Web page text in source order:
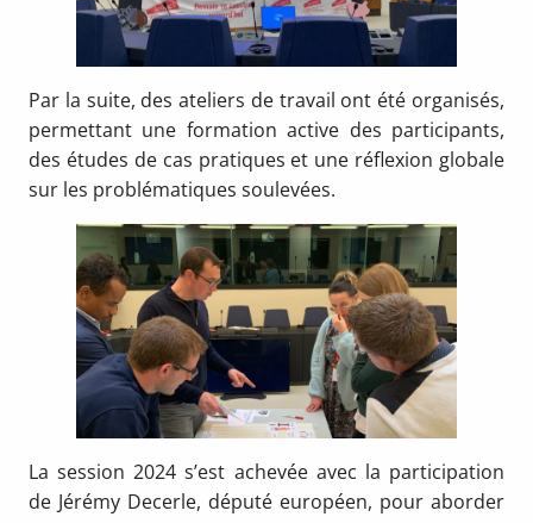
Par la suite, des ateliers de travail ont été organisés,
permettant une formation active des participants,
des études de cas pratiques et une réflexion globale
sur les problématiques soulevées.
La session 2024 s’est achevée avec la participation
de Jérémy Decerle, député européen, pour aborder